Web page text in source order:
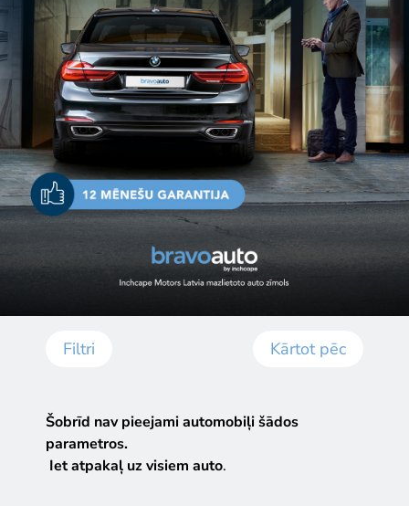
Filtri Kārtot pēc
Šobrīd nav pieejami automobiļi šādos
parametros.
Iet atpakaļ uz visiem auto.